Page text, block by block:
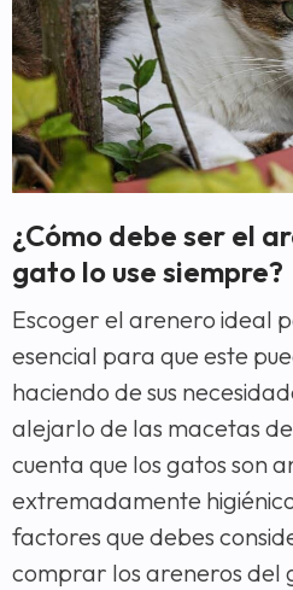
¿Cómo debe ser el
gato lo use siempre?
Escoger el arenero ideal
esencial para que este
haciendo de sus
alejarlo de las macetas
cuenta que los gatos son
extremadamente
factores que debes
comprar los areneros del